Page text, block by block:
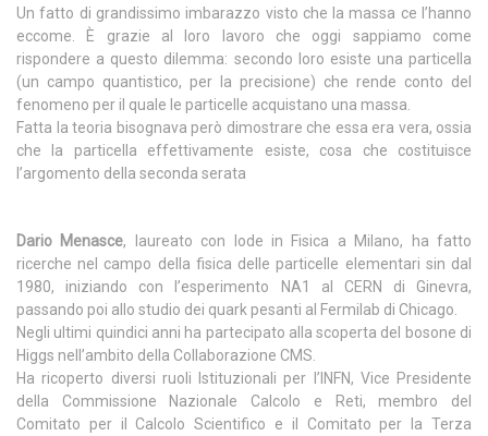
Un fatto di grandissimo imbarazzo visto che la massa ce l’hanno
eccome. È grazie al loro lavoro che oggi sappiamo come
rispondere a questo dilemma: secondo loro esiste una particella
(un campo quantistico, per la precisione) che rende conto del
fenomeno per il quale le particelle acquistano una massa.
Fatta la teoria bisognava però dimostrare che essa era vera, ossia
che la particella effettivamente esiste, cosa che costituisce
l’argomento della seconda serata
Dario Menasce, laureato con lode in Fisica a Milano, ha fatto
ricerche nel campo della fisica delle particelle elementari sin dal
1980, iniziando con l’esperimento NA1 al CERN di Ginevra,
passando poi allo studio dei quark pesanti al Fermilab di Chicago.
Negli ultimi quindici anni ha partecipato alla scoperta del bosone di
Higgs nell’ambito della Collaborazione CMS.
Ha ricoperto diversi ruoli Istituzionali per l’INFN, Vice Presidente
della Commissione Nazionale Calcolo e Reti, membro del
Comitato per il Calcolo Scientifico e il Comitato per la Terza